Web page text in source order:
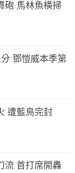
砲 馬林魚橫掃
鄧愷威本季第
遭藍鳥完封
流 首打席開轟